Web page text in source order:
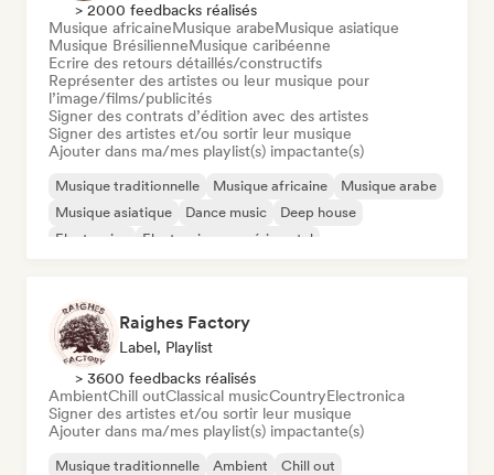
> 2000 feedbacks réalisés
Musique africaineMusique arabeMusique asiatique
Musique BrésilienneMusique caribéenne
Ecrire des retours détaillés/constructifs
Représenter des artistes ou leur musique pour
l’image/films/publicités
Signer des contrats d’édition avec des artistes
Signer des artistes et/ou sortir leur musique
Ajouter dans ma/mes playlist(s) impactante(s)
Musique traditionnelle Musique africaine
Musique arabe
Musique asiatique
Dance music
Deep house
Electronica
Electronique expérimental
Raighes Factory
Label, Playlist
> 3600 feedbacks réalisés
AmbientChill outClassical musicCountryElectronica
Signer des artistes et/ou sortir leur musique
Ajouter dans ma/mes playlist(s) impactante(s)
Musique traditionnelle Ambient
Chill out